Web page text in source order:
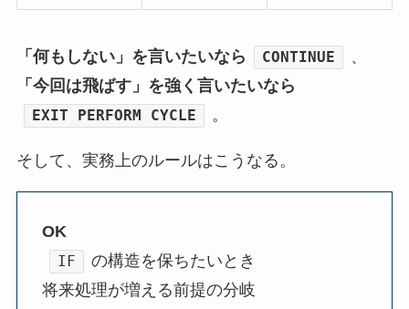
「何もしない」を言いたいなら CONTINUE
、
「今回は飛ばす」を強く言いたいなら
EXIT PERFORM CYCLE 。
そして、実務上のルールはこうなる。
OK
IF
の構造を保ちたいとき
将来処理が増える前提の分岐